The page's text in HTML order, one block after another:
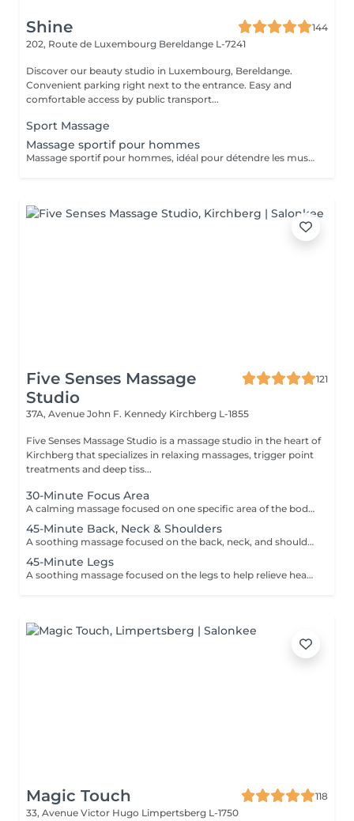
Shine
144
202, Route de Luxembourg Bereldange L-7241
Discover our beauty studio in Luxembourg, Bereldange.
Convenient parking right next to the entrance. Easy and
comfortable access by public transport...
Sport Massage
Massage sportif pour hommes
Massage sportif pour hommes, idéal pour détendre les muscles, améliorer la récupération et réduire les tensions. Recommandé après le sport, le travail physique ou en cas de fatigue musculaire.
Five Senses Massage
Studio
121
37A, Avenue John F. Kennedy Kirchberg L-1855
Five Senses Massage Studio is a massage studio in the heart of
Kirchberg that specializes in relaxing massages, trigger point
treatments and deep tiss...
30-Minute Focus Area
A calming massage focused on one specific area of the body to help reduce tension, promote relaxation, and relieve daily stress. Using smooth flowing techniques and oil, the treatment can target areas such as the back, neck, shoulders, legs, or arms according to your needs and preferences.
45-Minute Back, Neck & Shoulders
A soothing massage focused on the back, neck, and shoulders to help release built-up tension, reduce stress, and promote deep relaxation. Using smooth flowing techniques and oil, this treatment helps calm the body and mind while easing muscular tightness caused by daily stress, posture, or fatigue.
45-Minute Legs
A soothing massage focused on the legs to help relieve heaviness, fatigue, and everyday tension. Using smooth relaxing techniques and oil, this treatment promotes circulation, relaxation, and an overall feeling of lightness and wellbeing. Ideal for tired or overworked legs.
Magic Touch
118
33, Avenue Victor Hugo Limpertsberg L-1750